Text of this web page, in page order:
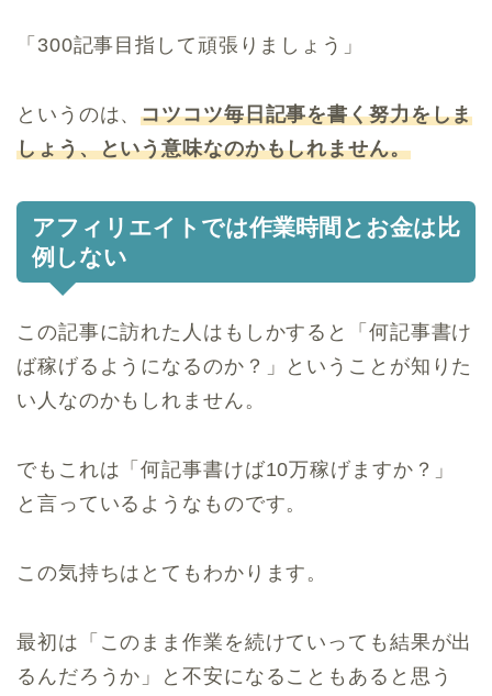
「300記事目指して頑張りましょう」
というのは、コツコツ毎日記事を書く努力をしま
しょう、という意味なのかもしれません。
アフィリエイトでは作業時間とお金は比
例しない
この記事に訪れた人はもしかすると「何記事書け
ば稼げるようになるのか？」ということが知りた
い人なのかもしれません。
でもこれは「何記事書けば10万稼げますか？」
と言っているようなものです。
この気持ちはとてもわかります。
最初は「このまま作業を続けていっても結果が出
るんだろうか」と不安になることもあると思う